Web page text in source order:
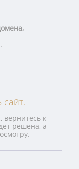
.
сайт.
вернитесь к
решена, а